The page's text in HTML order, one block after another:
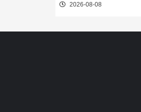
2026-08-08